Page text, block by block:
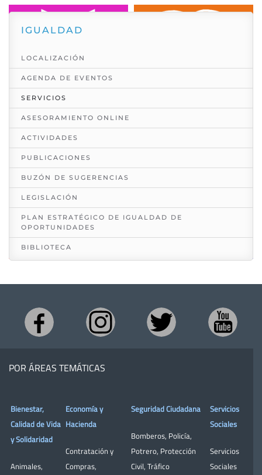
IGUALDAD
LOCALIZACIÓN
AGENDA DE EVENTOS
SERVICIOS
ASESORAMIENTO ONLINE
ACTIVIDADES
PUBLICACIONES
BUZÓN DE SUGERENCIAS
LEGISLACIÓN
PLAN ESTRATÉGICO DE IGUALDAD DE
OPORTUNIDADES
BIBLIOTECA
POR ÁREAS TEMÁTICAS
Bienestar,
Calidad de Vida
y Solidaridad
Animales,
Economía y
Hacienda
Contratación y
Compras,
Seguridad Ciudadana
Bomberos, Policía,
Potrero, Protección
Civil, Tráfico
Servicios
Sociales
Servicios
Sociales